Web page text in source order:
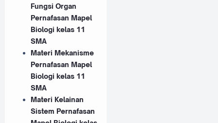
Fungsi Organ
Pernafasan Mapel
Biologi kelas 11
SMA
Materi Mekanisme
Pernafasan Mapel
Biologi kelas 11
SMA
Materi Kelainan
Sistem Pernafasan